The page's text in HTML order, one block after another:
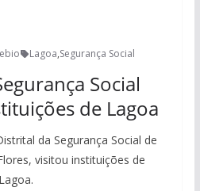
Lagoa,Segurança Social
Social
de Lagoa
da Segurança Social de
visitou instituições de